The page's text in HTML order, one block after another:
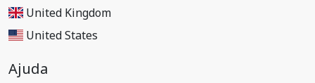
United Kingdom
United States
Ajuda